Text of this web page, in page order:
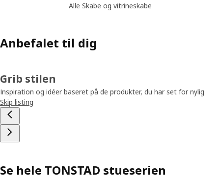
Alle Skabe og vitrineskabe
Anbefalet til dig
Grib stilen
Inspiration og idéer baseret på de produkter, du har set for nylig
Skip listing
Se hele TONSTAD stueserien